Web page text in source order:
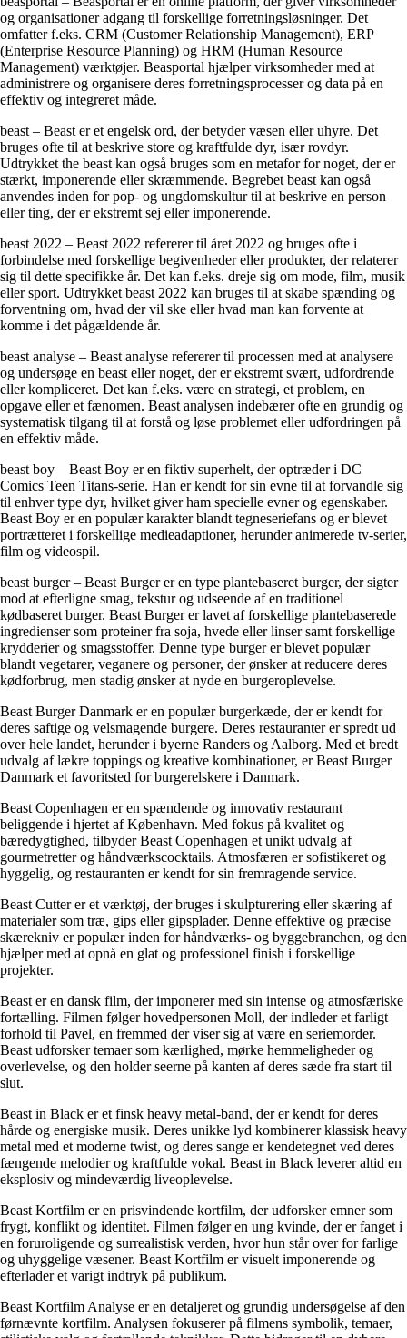
og organisationer adgang til forskellige forretningsløsninger. Det
omfatter f.eks. CRM (Customer Relationship Management), ERP
(Enterprise Resource Planning) og HRM (Human Resource
Management) værktøjer. Beasportal hjælper virksomheder med at
administrere og organisere deres forretningsprocesser og data på en
effektiv og integreret måde.
beast – Beast er et engelsk ord, der betyder væsen eller uhyre. Det
bruges ofte til at beskrive store og kraftfulde dyr, især rovdyr.
Udtrykket the beast kan også bruges som en metafor for noget, der er
stærkt, imponerende eller skræmmende. Begrebet beast kan også
anvendes inden for pop- og ungdomskultur til at beskrive en person
eller ting, der er ekstremt sej eller imponerende.
beast 2022 – Beast 2022 refererer til året 2022 og bruges ofte i
forbindelse med forskellige begivenheder eller produkter, der relaterer
sig til dette specifikke år. Det kan f.eks. dreje sig om mode, film, musik
eller sport. Udtrykket beast 2022 kan bruges til at skabe spænding og
forventning om, hvad der vil ske eller hvad man kan forvente at
komme i det pågældende år.
beast analyse – Beast analyse refererer til processen med at analysere
og undersøge en beast eller noget, der er ekstremt svært, udfordrende
eller kompliceret. Det kan f.eks. være en strategi, et problem, en
opgave eller et fænomen. Beast analysen indebærer ofte en grundig og
systematisk tilgang til at forstå og løse problemet eller udfordringen på
en effektiv måde.
beast boy – Beast Boy er en fiktiv superhelt, der optræder i DC
Comics Teen Titans-serie. Han er kendt for sin evne til at forvandle sig
til enhver type dyr, hvilket giver ham specielle evner og egenskaber.
Beast Boy er en populær karakter blandt tegneseriefans og er blevet
portrætteret i forskellige medieadaptioner, herunder animerede tv-serier,
film og videospil.
beast burger – Beast Burger er en type plantebaseret burger, der sigter
mod at efterligne smag, tekstur og udseende af en traditionel
kødbaseret burger. Beast Burger er lavet af forskellige plantebaserede
ingredienser som proteiner fra soja, hvede eller linser samt forskellige
krydderier og smagsstoffer. Denne type burger er blevet populær
blandt vegetarer, veganere og personer, der ønsker at reducere deres
kødforbrug, men stadig ønsker at nyde en burgeroplevelse.
Beast Burger Danmark er en populær burgerkæde, der er kendt for
deres saftige og velsmagende burgere. Deres restauranter er spredt ud
over hele landet, herunder i byerne Randers og Aalborg. Med et bredt
udvalg af lækre toppings og kreative kombinationer, er Beast Burger
Danmark et favoritsted for burgerelskere i Danmark.
Beast Copenhagen er en spændende og innovativ restaurant
beliggende i hjertet af København. Med fokus på kvalitet og
bæredygtighed, tilbyder Beast Copenhagen et unikt udvalg af
gourmetretter og håndværkscocktails. Atmosfæren er sofistikeret og
hyggelig, og restauranten er kendt for sin fremragende service.
Beast Cutter er et værktøj, der bruges i skulpturering eller skæring af
materialer som træ, gips eller gipsplader. Denne effektive og præcise
skærekniv er populær inden for håndværks- og byggebranchen, og den
hjælper med at opnå en glat og professionel finish i forskellige
projekter.
Beast er en dansk film, der imponerer med sin intense og atmosfæriske
fortælling. Filmen følger hovedpersonen Moll, der indleder et farligt
forhold til Pavel, en fremmed der viser sig at være en seriemorder.
Beast udforsker temaer som kærlighed, mørke hemmeligheder og
overlevelse, og den holder seerne på kanten af deres sæde fra start til
slut.
Beast in Black er et finsk heavy metal-band, der er kendt for deres
hårde og energiske musik. Deres unikke lyd kombinerer klassisk heavy
metal med et moderne twist, og deres sange er kendetegnet ved deres
fængende melodier og kraftfulde vokal. Beast in Black leverer altid en
eksplosiv og mindeværdig liveoplevelse.
Beast Kortfilm er en prisvindende kortfilm, der udforsker emner som
frygt, konflikt og identitet. Filmen følger en ung kvinde, der er fanget i
en foruroligende og surrealistisk verden, hvor hun står over for farlige
og uhyggelige væsener. Beast Kortfilm er visuelt imponerende og
efterlader et varigt indtryk på publikum.
Beast Kortfilm Analyse er en detaljeret og grundig undersøgelse af den
førnævnte kortfilm. Analysen fokuserer på filmens symbolik, temaer,